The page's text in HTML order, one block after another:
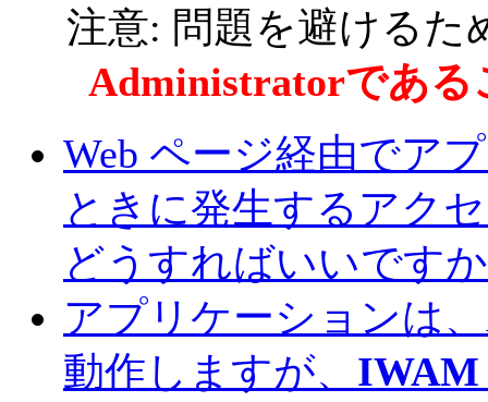
注意: 問題を避けるた
Administratorである
Web ページ経由でア
ときに発生するアク
どうすればいいです
アプリケーションは
動作しますが、 IWAM